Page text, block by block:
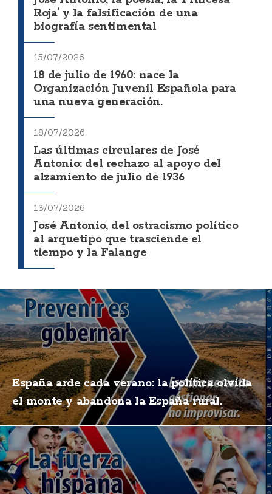
Roja' y la falsificación de una
biografía sentimental
15/07/2026
18 de julio de 1960: nace la
Organización Juvenil Española para
una nueva generación.
18/07/2026
Las últimas circulares de José
Antonio: del rechazo al apoyo del
alzamiento de julio de 1936
13/07/2026
José Antonio, del ostracismo político
al arquetipo que trasciende el
tiempo y la Falange
España arde cada verano: la política olvida
el monte y abandona la España rural.